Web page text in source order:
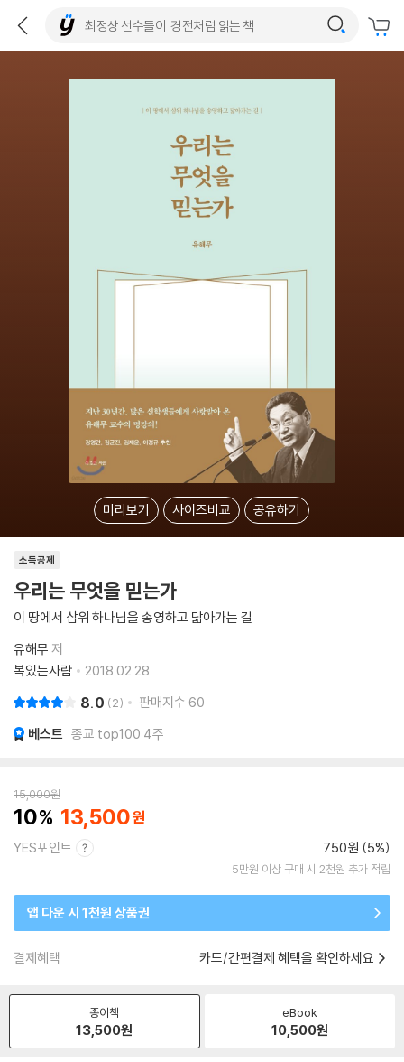
미리보기 사이즈비교 공유하기
소득공제
우리는 무엇을 믿는가
이 땅에서 삼위 하나님을 송영하고 닮아가는 길
유해무 저
복있는사람
2018.02.28.
8.0 2 판매지수 60
베스트 종교 top100 4주
15,000원
10 13,500
YES포인트 750원 (5%)
5만원 이상 구매 시 2천원 추가 적립
앱 다운 시 1천원 상품권
결제혜택 카드/간편결제 혜택을 확인하세요
종이책
13,500원
eBook
10,500원